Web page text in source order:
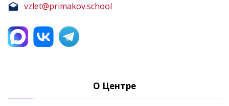
vzlet@primakov.school
О Центре